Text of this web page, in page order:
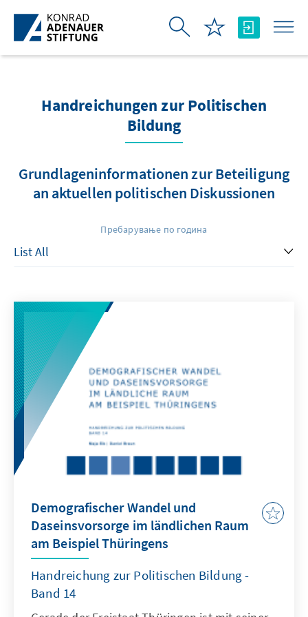
Skip to Main Content
Handreichungen zur Politischen
Bildung
Grundlageninformationen zur Beteiligung
an aktuellen politischen Diskussionen
Пребарување по година
Demografischer Wandel und
Daseinsvorsorge im ländlichen Raum
am Beispiel Thüringens
Handreichung zur Politischen Bildung -
Band 14